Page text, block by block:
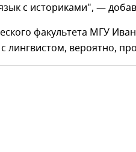
с историками", —
факультета МГУ
лингвистом, вероятно,